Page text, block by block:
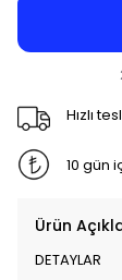
Hızlı
10 gün
Ürün
DETAYLAR